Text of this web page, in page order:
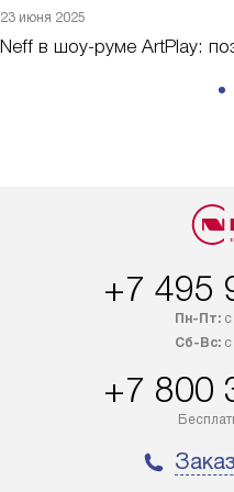
23 июня 2025
Neff в шоу-руме ArtPlay:
+7 495
Пн-Пт:с
Сб-Вс:с
+7 800